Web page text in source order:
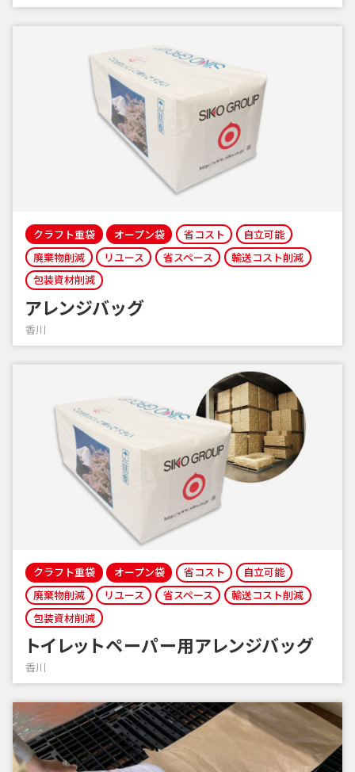
クラフト重袋 オープン袋 省コスト
自立可能
廃棄物削減
リユース 省スペース
輸送コスト削減
包装資材削減
アレンジバッグ
香川
クラフト重袋 オープン袋 省コスト
自立可能
廃棄物削減
リユース 省スペース
輸送コスト削減
包装資材削減
トイレットペーパー用アレンジバッグ
香川